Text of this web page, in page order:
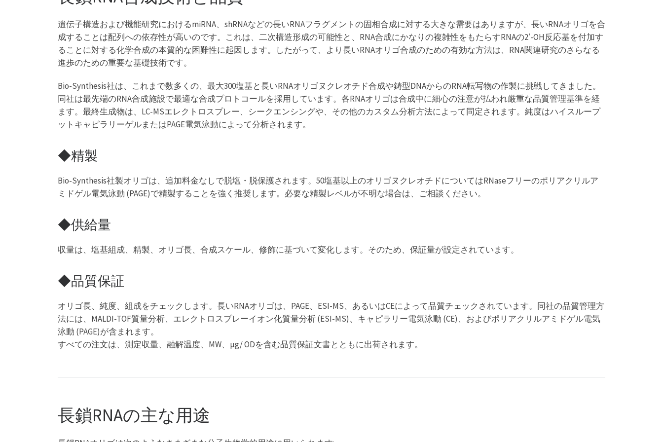
遺伝子構造および機能研究におけるmiRNA、shRNAなどの長いRNAフラグメントの固相合成に対する大きな需要はありますが、長いRNAオリゴを合
成することは配列への依存性が高いのです。これは、二次構造形成の可能性と、RNA合成にかなりの複雑性をもたらすRNAの2′-OH反応基を付加す
ることに対する化学合成の本質的な困難性に起因します。したがって、より長いRNAオリゴ合成のための有効な方法は、RNA関連研究のさらなる
進歩のための重要な基礎技術です。
Bio-Synthesis社は、これまで数多くの、最大300塩基と長いRNAオリゴヌクレオチド合成や鋳型DNAからのRNA転写物の作製に挑戦してきました。
同社は最先端のRNA合成施設で最適な合成プロトコールを採用しています。各RNAオリゴは合成中に細心の注意が払われ厳重な品質管理基準を経
ます。最終生成物は、LC-MSエレクトロスプレー、シークエンシングや、その他のカスタム分析方法によって同定されます。純度はハイスループ
ットキャピラリーゲルまたはPAGE電気泳動によって分析されます。
◆精製
Bio-Synthesis社製オリゴは、追加料金なしで脱塩・脱保護されます。50塩基以上のオリゴヌクレオチドについてはRNaseフリーのポリアクリルア
ミドゲル電気泳動 (PAGE)で精製することを強く推奨します。必要な精製レベルが不明な場合は、ご相談ください。
◆供給量
収量は、塩基組成、精製、オリゴ長、合成スケール、修飾に基づいて変化します。そのため、保証量が設定されています。
◆品質保証
オリゴ長、純度、組成をチェックします。長いRNAオリゴは、PAGE、ESI-MS、あるいはCEによって品質チェックされています。同社の品質管理方
法には、MALDI-TOF質量分析、エレクトロスプレーイオン化質量分析 (ESI-MS)、キャピラリー電気泳動 (CE)、およびポリアクリルアミドゲル電気
泳動 (PAGE)が含まれます。
すべての注文は、測定収量、融解温度、MW、μg/ ODを含む品質保証文書とともに出荷されます。
長鎖RNAの主な用途